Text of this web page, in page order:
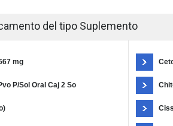
del tipo Suplemento
mg
P/Sol Oral Caj 2 So